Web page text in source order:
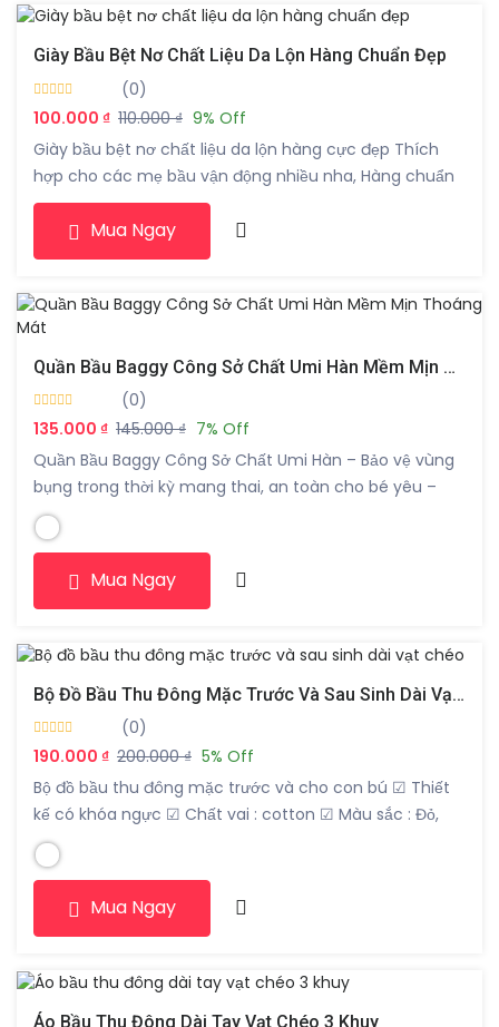
Giày Bầu Bệt Nơ Chất Liệu Da Lộn Hàng Chuẩn Đẹp
(0)
100.000 ₫ 110.000 ₫ 9% Off
Giày bầu bệt nơ chất liệu da lộn hàng cực đẹp Thích
hợp cho các mẹ bầu vận động nhiều nha, Hàng chuẩn
size nên các bạn đặt hàng theo size chuẩn nha hàng
siêu đem đi siêu thích nha Màu đen Size 35-36-37-38-
39-40
Mua Ngay
Quần Bầu Baggy Công Sở Chất Umi Hàn Mềm Mịn Thoáng Mát
(0)
135.000 ₫ 145.000 ₫ 7% Off
Quần Bầu Baggy Công Sở Chất Umi Hàn – Bảo vệ vùng
bụng trong thời kỳ mang thai, an toàn cho bé yêu –
Tạo cảm giác dễ chịu cho mẹ bầu trong mọi hoạt
động. – Thiết kế quần trẻ trung, năng động, dễ phối đồ,
phù hợp mặc nhà, đi làm,… – Bụng […]
Mua Ngay
Bộ Đồ Bầu Thu Đông Mặc Trước Và Sau Sinh Dài Vạt Chéo
(0)
190.000 ₫ 200.000 ₫ 5% Off
Bộ đồ bầu thu đông mặc trước và cho con bú ☑ Thiết
kế có khóa ngực ☑ Chất vai : cotton ☑ Màu sắc : Đỏ,
vàng, cam, hồng ☑ Kiểu dáng: Trẻ trung, hiện đại, hợp
thời trang, được thiết kế phù hợp cho bà bầu. Đường
Mua Ngay
Áo Bầu Thu Đông Dài Tay Vạt Chéo 3 Khuy